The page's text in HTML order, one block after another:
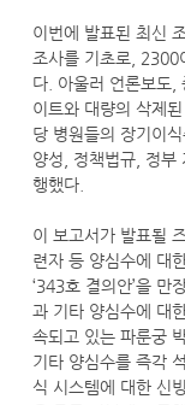
이번에 발표된 최신
조사를 기초로, 2300
다. 아울러 언론보도,
이트와 대량의 삭제
당 병원들의 장기이
양성, 정책법규, 정부
행했다.
이 보고서가 발표될
련자 등 양심수에 대
‘343호 결의안’을 만
과 기타 양심수에 대
속되고 있는 파룬궁
기타 양심수를 즉각
식 시스템에 대한 신